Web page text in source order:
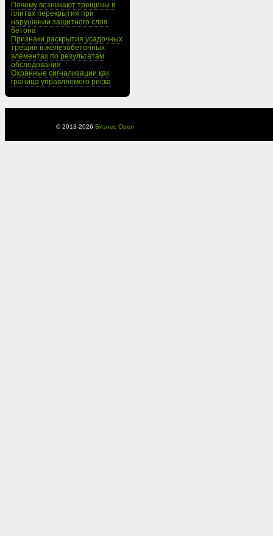
Почему возникают трещины в
плитах перекрытия при
нарушении защитного слоя
бетона
Признаки раскрытия усадочных
трещин в железобетонных
элементах по результатам
обследования
Охранные сигнализации как
граница управляемого риска
© 2013-2026 Бизнес Орел